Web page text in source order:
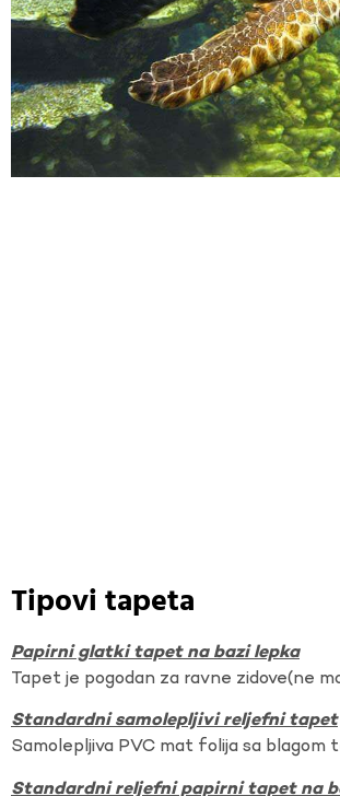
Tipovi tapeta
Papirni glatki tapet na bazi lepka
Tapet je pogodan za ravne zidove(ne
Standardni samolepljivi reljefni tapet
Samolepljiva PVC mat folija sa blagom
Standardni reljefni papirni tapet na